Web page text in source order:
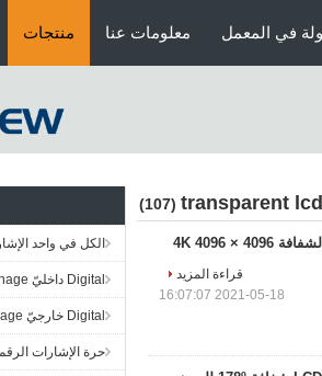
منتجات معلومات عنا في المعمل
الكل في واحد
Digital داخليّ Signage
Digital خارجيّ Signage
حرة الإشارات
transparent
(107)
قراءة المزيد
2021-05-18 16:07:07